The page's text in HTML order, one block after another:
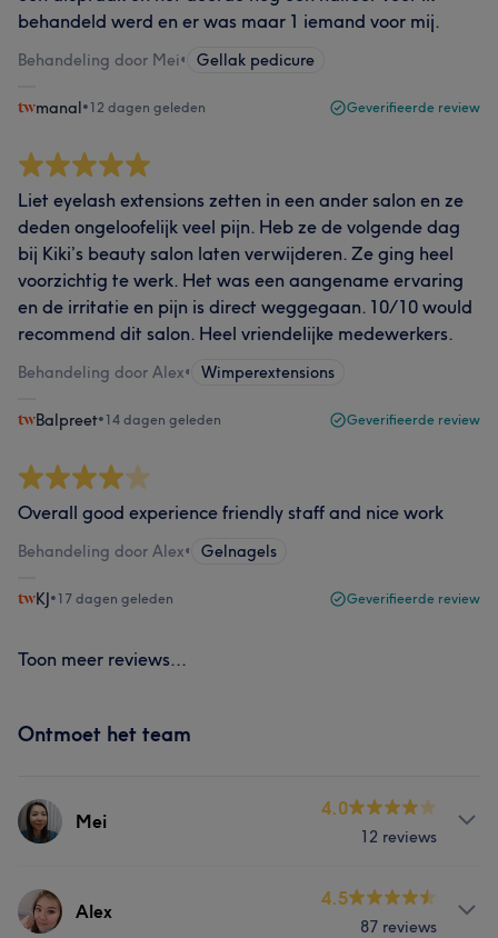
behandeld werd en er was maar 1 iemand voor mij.
Behandeling door Mei• Gellak pedicure
manal•12 dagen geleden Geverifieerde review
Liet eyelash extensions zetten in een ander salon en ze
deden ongeloofelijk veel pijn. Heb ze de volgende dag
bij Kiki’s beauty salon laten verwijderen. Ze ging heel
voorzichtig te werk. Het was een aangename ervaring
en de irritatie en pijn is direct weggegaan. 10/10 would
recommend dit salon. Heel vriendelijke medewerkers.
Behandeling door Alex• Wimperextensions
Balpreet•14 dagen geleden Geverifieerde review
Overall good experience friendly staff and nice work
Behandeling door Alex• Gelnagels
KJ•17 dagen geleden Geverifieerde review
Toon meer reviews...
Ontmoet het team
Mei
4.0
12 reviews
Behandelingen
Alex
4.5
87 reviews